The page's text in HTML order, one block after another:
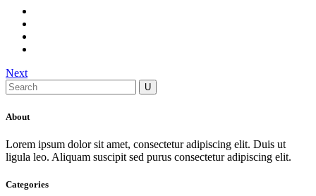
Next
About
Lorem ipsum dolor sit amet, consectetur adipiscing elit. Duis ut
ligula leo. Aliquam suscipit sed purus consectetur adipiscing elit.
Categories